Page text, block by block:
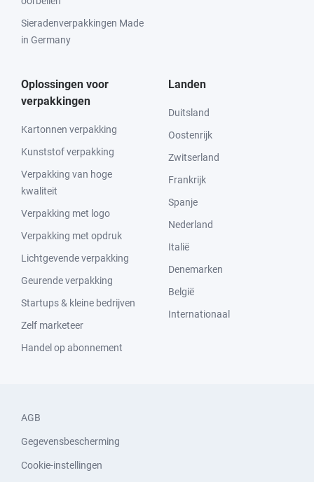
Sieradenverpakkingen Made
in Germany
Oplossingen voor
verpakkingen
Kartonnen verpakking
Kunststof verpakking
Verpakking van hoge
kwaliteit
Verpakking met logo
Verpakking met opdruk
Lichtgevende verpakking
Geurende verpakking
Startups & kleine bedrijven
Zelf marketeer
Handel op abonnement
Landen
Duitsland
Oostenrijk
Zwitserland
Frankrijk
Spanje
Nederland
Italië
Denemarken
België
Internationaal
AGB
Gegevensbescherming
Cookie-instellingen